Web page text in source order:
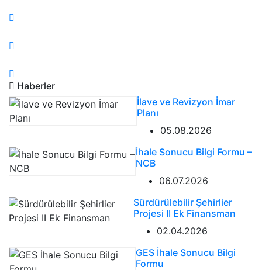
Haberler
İlave ve Revizyon İmar
Planı
05.08.2026
İhale Sonucu Bilgi Formu –
NCB
06.07.2026
Sürdürülebilir Şehirlier
Projesi II Ek Finansman
02.04.2026
GES İhale Sonucu Bilgi
Formu